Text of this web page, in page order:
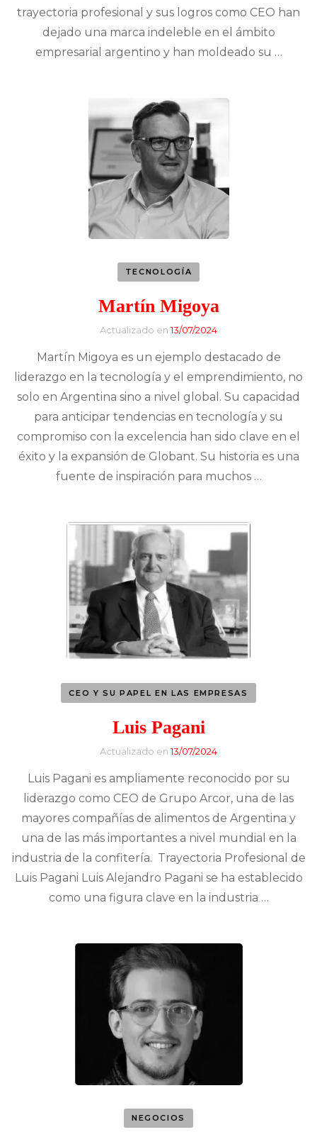
trayectoria profesional y sus logros como CEO han
dejado una marca indeleble en el ámbito
empresarial argentino y han moldeado su …
TECNOLOGÍA
Martín Migoya
Actualizado en13/07/2024
Martín Migoya es un ejemplo destacado de
liderazgo en la tecnología y el emprendimiento, no
solo en Argentina sino a nivel global. Su capacidad
para anticipar tendencias en tecnología y su
compromiso con la excelencia han sido clave en el
éxito y la expansión de Globant. Su historia es una
fuente de inspiración para muchos …
CEO Y SU PAPEL EN LAS EMPRESAS
Luis Pagani
Actualizado en13/07/2024
Luis Pagani es ampliamente reconocido por su
liderazgo como CEO de Grupo Arcor, una de las
mayores compañías de alimentos de Argentina y
una de las más importantes a nivel mundial en la
industria de la confitería. Trayectoria Profesional de
Luis Pagani Luis Alejandro Pagani se ha establecido
como una figura clave en la industria …
NEGOCIOS